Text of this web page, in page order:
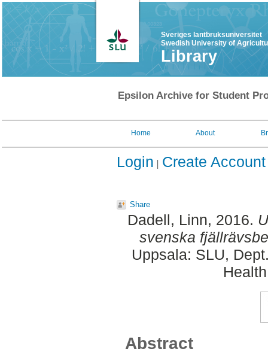
Sveriges lantbruksuniversitet
Swedish University of
Library
Epsilon Archive for Student
Home About
Login Create Account
Share
Dadell, Linn, 2016.
svenska
Uppsala: SLU,
Abstract